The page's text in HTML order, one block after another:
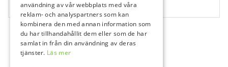
14 st
användning av vår webbplats med våra
reklam- och analyspartners som kan
kombinera den med annan information som
du har tillhandahållit dem eller som de har
samlat in från din användning av deras
tjänster. Läs mer